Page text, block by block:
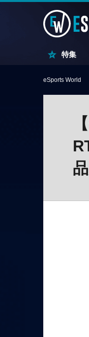
特集
eSports World